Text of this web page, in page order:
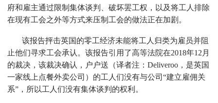
府和雇主通过限制集体谈判、破坏罢工权，以及将工人排除
在现有工会之外等方式来压制工会的做法正在加剧。
该报告抨击英国的零工经济未能将工人归类为雇员并阻
止他们寻求工会承认。该报告引用了高等法院在2018年12月
的裁决，该裁决确认，户户送（译者注：Deliveroo，是英国
一家线上点餐外卖公司）的工人们没有与公司“建立雇佣关
系”，所以工人们没有集体谈判的权利。